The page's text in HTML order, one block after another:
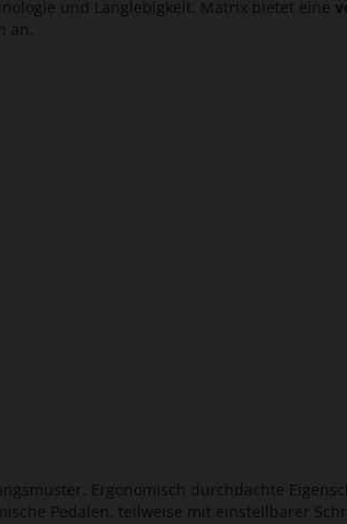
und Langlebigkeit. Matrix bietet eine
an.
Ergonomisch durchdachte
Pedalen, teilweise mit einstellbarer